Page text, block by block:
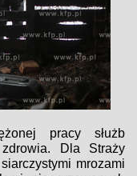
pracy służb
Dla Straży
mrozami